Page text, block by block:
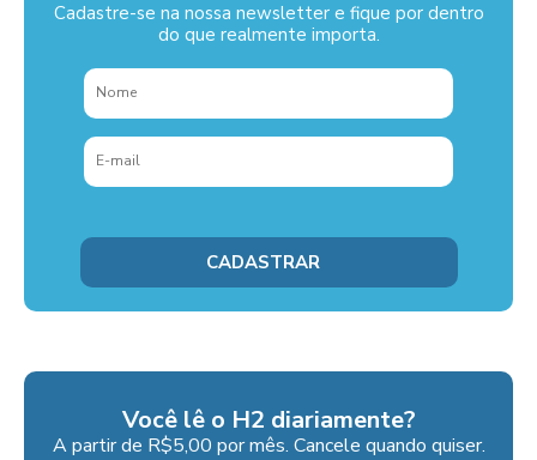
Cadastre-se na nossa newsletter e fique por dentro
do que realmente importa.
Você lê o H2 diariamente?
A partir de R$5,00 por mês. Cancele quando quiser.